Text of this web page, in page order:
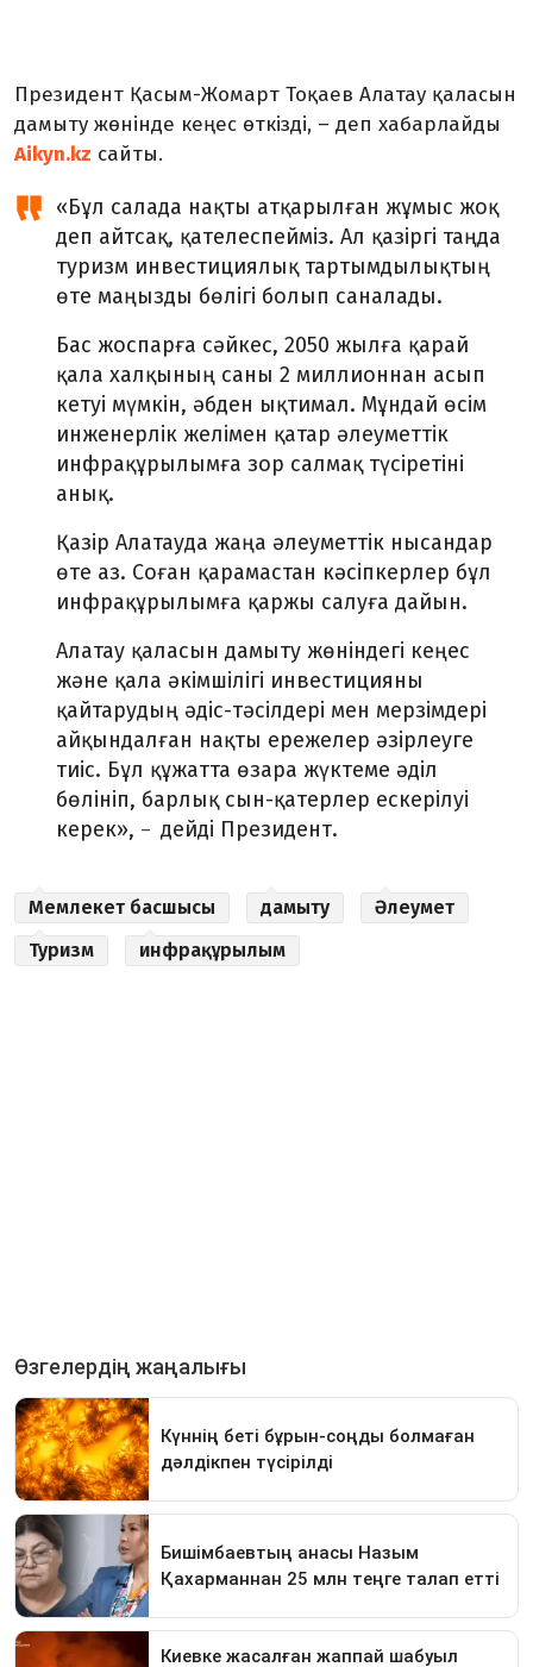
Президент Қасым-Жомарт Тоқаев Алатау қаласын
дамыту жөнінде кеңес өткізді, – деп хабарлайды
Aikyn.kz сайты.
«Бұл салада нақты атқарылған жұмыс жоқ
деп айтсақ, қателеспейміз. Ал қазіргі таңда
туризм инвестициялық тартымдылықтың
өте маңызды бөлігі болып саналады.
Бас жоспарға сәйкес, 2050 жылға қарай
қала халқының саны 2 миллионнан асып
кетуі мүмкін, әбден ықтимал. Мұндай өсім
инженерлік желімен қатар әлеуметтік
инфрақұрылымға зор салмақ түсіретіні
анық.
Қазір Алатауда жаңа әлеуметтік нысандар
өте аз. Соған қарамастан кәсіпкерлер бұл
инфрақұрылымға қаржы салуға дайын.
Алатау қаласын дамыту жөніндегі кеңес
және қала әкімшілігі инвестицияны
қайтарудың әдіс-тәсілдері мен мерзімдері
айқындалған нақты ережелер әзірлеуге
тиіс. Бұл құжатта өзара жүктеме әділ
бөлініп, барлық сын-қатерлер ескерілуі
керек», – дейді Президент.
Мемлекет басшысы дамыту
Әлеумет
Туризм
инфрақұрылым